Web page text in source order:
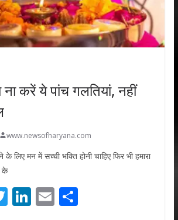
करें ये पांच गलतियां, नहीं
www.newsofharyana.com
लिए मन में सच्ची भक्ति होनी चाहिए फिर भी हमारा
के
T Li E S